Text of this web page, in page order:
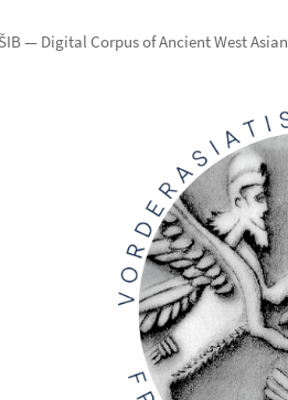
— Digital Corpus of Ancient West